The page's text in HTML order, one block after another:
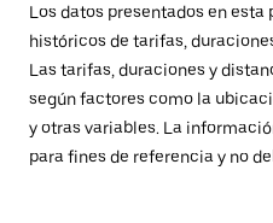
Los datos presentados en
históricos de tarifas,
Las tarifas, duraciones y
según factores como la
y otras variables. La
para fines de referencia y no